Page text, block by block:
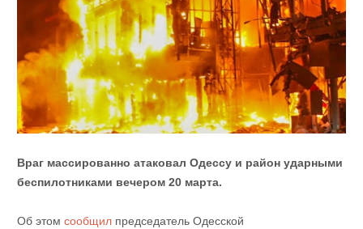
Враг массированно атаковал Одессу и район ударными
беспилотниками вечером 20 марта.
Об этом сообщилпредседатель Одесской